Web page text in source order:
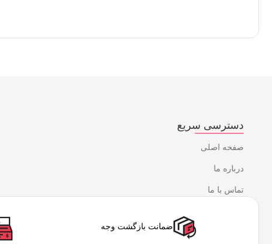
دسترسی سریع
صفحه اصلی
درباره ما
تماس با ما
ضمانت بازگشت وجه